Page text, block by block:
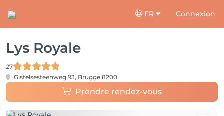
FR Connexion
Lys Royale
27
Gistelsesteenweg 93, Brugge 8200
Prendre rendez-vous